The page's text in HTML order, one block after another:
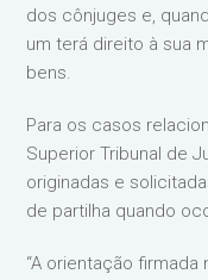
dos cônjuges e,
um terá direito à sua
bens.
Para os casos
Superior Tribunal de
originadas e
de partilha quando
“A orientação